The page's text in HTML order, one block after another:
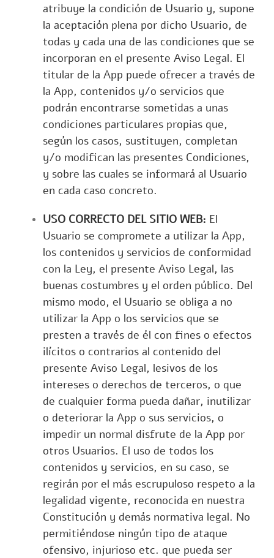
atribuye la condición de Usuario y, supone
la aceptación plena por dicho Usuario, de
todas y cada una de las condiciones que se
incorporan en el presente Aviso Legal. El
titular de la App puede ofrecer a través de
la App, contenidos y/o servicios que
podrán encontrarse sometidas a unas
condiciones particulares propias que,
según los casos, sustituyen, completan
y/o modifican las presentes Condiciones,
y sobre las cuales se informará al Usuario
en cada caso concreto.
USO CORRECTO DEL SITIO WEB: El
Usuario se compromete a utilizar la App,
los contenidos y servicios de conformidad
con la Ley, el presente Aviso Legal, las
buenas costumbres y el orden público. Del
mismo modo, el Usuario se obliga a no
utilizar la App o los servicios que se
presten a través de él con fines o efectos
ilícitos o contrarios al contenido del
presente Aviso Legal, lesivos de los
intereses o derechos de terceros, o que
de cualquier forma pueda dañar, inutilizar
o deteriorar la App o sus servicios, o
impedir un normal disfrute de la App por
otros Usuarios. El uso de todos los
contenidos y servicios, en su caso, se
regirán por el más escrupuloso respeto a la
legalidad vigente, reconocida en nuestra
Constitución y demás normativa legal. No
permitiéndose ningún tipo de ataque
ofensivo, injurioso etc. que pueda ser